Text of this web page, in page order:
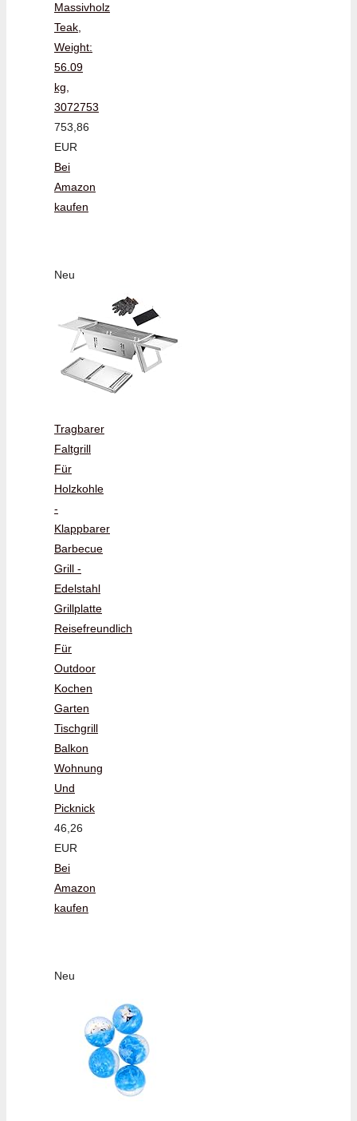
Massivholz
Teak,
Weight:
56.09
kg,
3072753
753,86
EUR
Bei
Amazon
kaufen
Neu
Tragbarer
Faltgrill
Für
Holzkohle
-
Klappbarer
Barbecue
Grill -
Edelstahl
Grillplatte
Reisefreundlich
Für
Outdoor
Kochen
Garten
Tischgrill
Balkon
Wohnung
Und
Picknick
46,26
EUR
Bei
Amazon
kaufen
Neu